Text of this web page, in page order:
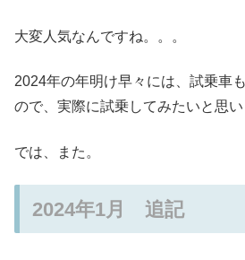
大変人気なんですね。。。
2024年の年明け早々には、試乗車
ので、実際に試乗してみたいと思い
では、また。
2024年1月 追記